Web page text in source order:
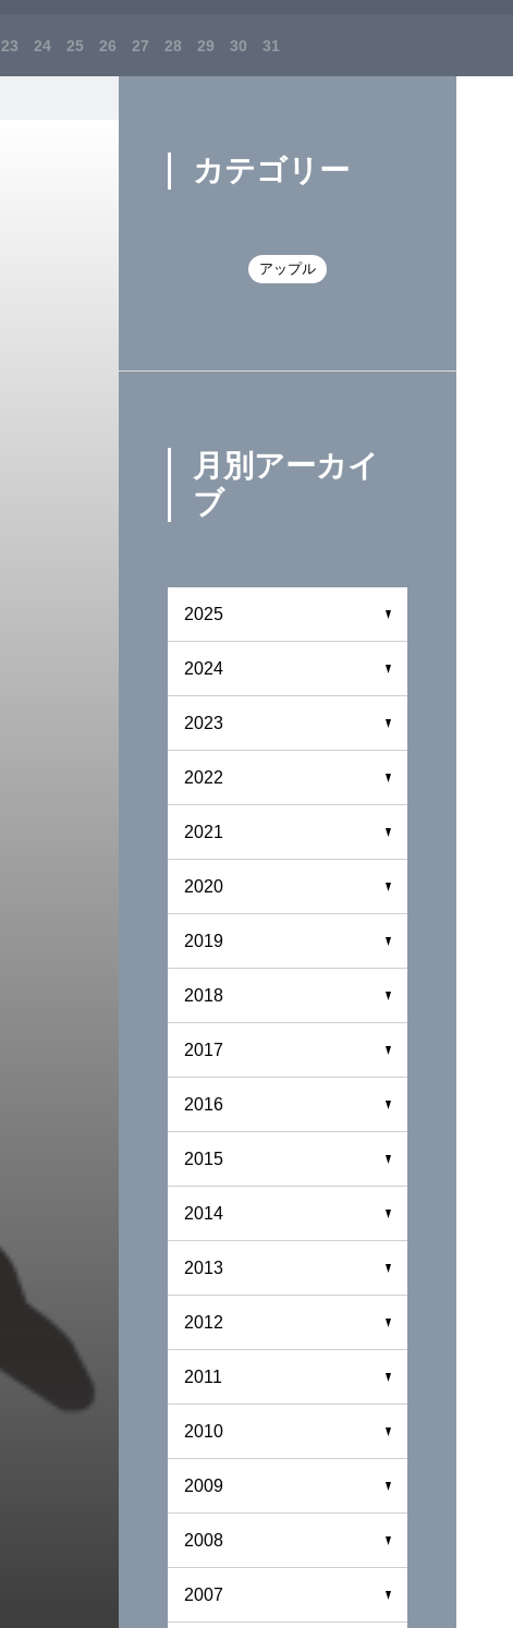
23 24 25 26 27 28 29 30 31
カテゴリー
アップル
月別アーカイ
ブ
2025
2024
2023
2022
2021
2020
2019
2018
2017
2016
2015
2014
2013
2012
2011
2010
2009
2008
2007